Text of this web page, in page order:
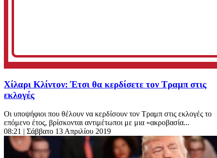
Χίλαρι Κλίντον: Έτσι θα κερδίσετε τον Τραμπ στις
εκλογές
Οι υποψήφιοι που θέλουν να κερδίσουν τον Τραμπ στις εκλογές το
επόμενο έτος, βρίσκονται αντιμέτωποι με μια «ακροβασία...
08:21 | Σάββατο 13 Απριλίου 2019